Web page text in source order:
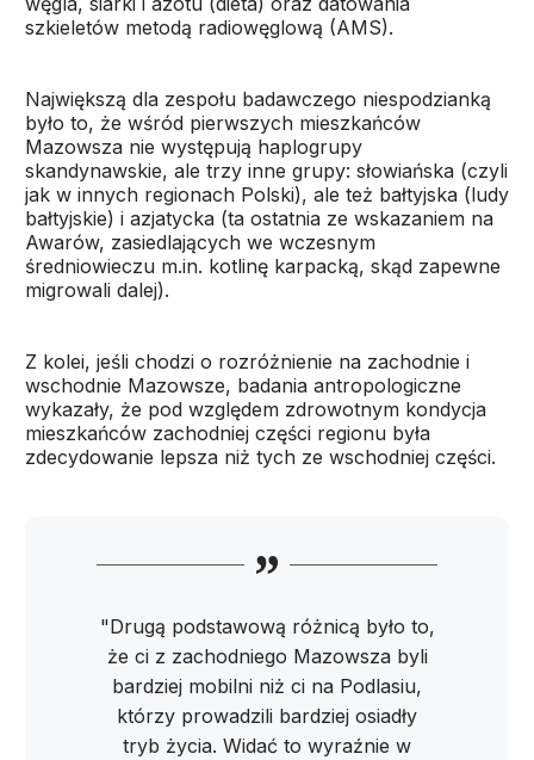
szkieletów metodą radiowęglową (AMS).
Największą dla zespołu badawczego niespodzianką
było to, że wśród pierwszych mieszkańców
Mazowsza nie występują haplogrupy
skandynawskie, ale trzy inne grupy: słowiańska (czyli
jak w innych regionach Polski), ale też bałtyjska (ludy
bałtyjskie) i azjatycka (ta ostatnia ze wskazaniem na
Awarów, zasiedlających we wczesnym
średniowieczu m.in. kotlinę karpacką, skąd zapewne
migrowali dalej).
Z kolei, jeśli chodzi o rozróżnienie na zachodnie i
wschodnie Mazowsze, badania antropologiczne
wykazały, że pod względem zdrowotnym kondycja
mieszkańców zachodniej części regionu była
zdecydowanie lepsza niż tych ze wschodniej części.
"Drugą podstawową różnicą było to,
że ci z zachodniego Mazowsza byli
bardziej mobilni niż ci na Podlasiu,
którzy prowadzili bardziej osiadły
tryb życia. Widać to wyraźnie w